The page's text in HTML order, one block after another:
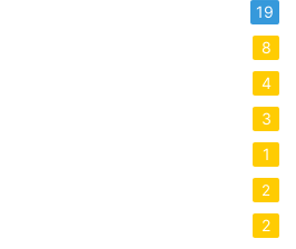
19
8
4
3
1
2
2